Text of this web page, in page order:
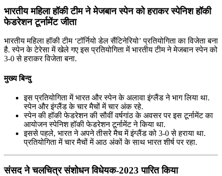
भारतीय महिला हॉकी टीम ने मेजबान स्पेन को हराकर स्पेनिश हॉकी
फेडरेशन टूर्नामेंट जीता
भारतीय महिला हॉकी टीम ‘टॉर्नियो डेल सैंटिनेरियो’ प्रतियोगिता का विजेता बना
है. स्पेन के टेरेसा में खेले गए इस प्रतियोगिता में भारतीय टीम ने मेजबान स्पेन को
3-0 से हराकर विजेता बना.
मुख्य बिन्दु
इस प्रतियोगिता में भारत और स्पेन के अलावा इंग्‍लैंड ने भाग लिया था.
स्पेन और इंग्लैंड के चार मैचों में चार अंक रहे.
स्‍पेन की हॉकी फेडरेशन की सौवीं वर्षगांठ के अवसर पर इस टूर्नामेंट का
आयोजन स्पेनिश हॉकी फेडरेशन टूर्नामेंट ने किया था.
इससे पहले, भारत ने अपने तीसरे मैच में इंग्‍लैंड को 3-0 से हराया था.
प्रतियोगिता में चार मैचों में आठ अंकों के साथ भारत शीर्ष पर रहा.
संसद ने चलचित्र संशोधन विधेयक-2023 पारित किया